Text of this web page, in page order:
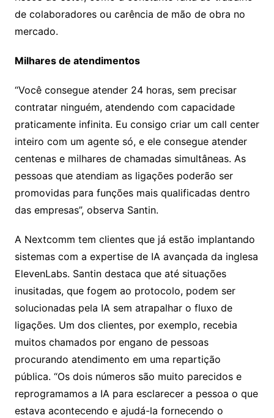
de colaboradores ou carência de mão de obra no
mercado.
Milhares de atendimentos
“Você consegue atender 24 horas, sem precisar
contratar ninguém, atendendo com capacidade
praticamente infinita. Eu consigo criar um call center
inteiro com um agente só, e ele consegue atender
centenas e milhares de chamadas simultâneas. As
pessoas que atendiam as ligações poderão ser
promovidas para funções mais qualificadas dentro
das empresas”, observa Santin.
A Nextcomm tem clientes que já estão implantando
sistemas com a expertise de IA avançada da inglesa
ElevenLabs. Santin destaca que até situações
inusitadas, que fogem ao protocolo, podem ser
solucionadas pela IA sem atrapalhar o fluxo de
ligações. Um dos clientes, por exemplo, recebia
muitos chamados por engano de pessoas
procurando atendimento em uma repartição
pública. “Os dois números são muito parecidos e
reprogramamos a IA para esclarecer a pessoa o que
estava acontecendo e ajudá-la fornecendo o